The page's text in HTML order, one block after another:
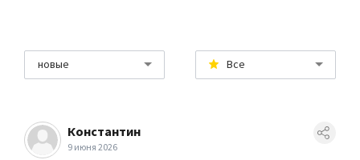
новые Все
Константин
9 июня 2026